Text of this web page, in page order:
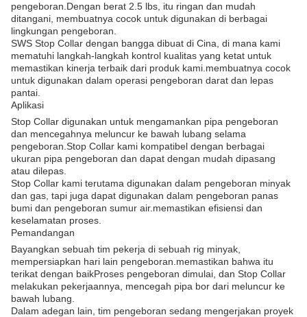
pengeboran.Dengan berat 2.5 lbs, itu ringan dan mudah
ditangani, membuatnya cocok untuk digunakan di berbagai
lingkungan pengeboran.
SWS Stop Collar dengan bangga dibuat di Cina, di mana kami
mematuhi langkah-langkah kontrol kualitas yang ketat untuk
memastikan kinerja terbaik dari produk kami.membuatnya cocok
untuk digunakan dalam operasi pengeboran darat dan lepas
pantai.
Aplikasi
Stop Collar digunakan untuk mengamankan pipa pengeboran
dan mencegahnya meluncur ke bawah lubang selama
pengeboran.Stop Collar kami kompatibel dengan berbagai
ukuran pipa pengeboran dan dapat dengan mudah dipasang
atau dilepas.
Stop Collar kami terutama digunakan dalam pengeboran minyak
dan gas, tapi juga dapat digunakan dalam pengeboran panas
bumi dan pengeboran sumur air.memastikan efisiensi dan
keselamatan proses.
Pemandangan
Bayangkan sebuah tim pekerja di sebuah rig minyak,
mempersiapkan hari lain pengeboran.memastikan bahwa itu
terikat dengan baikProses pengeboran dimulai, dan Stop Collar
melakukan pekerjaannya, mencegah pipa bor dari meluncur ke
bawah lubang.
Dalam adegan lain, tim pengeboran sedang mengerjakan proyek